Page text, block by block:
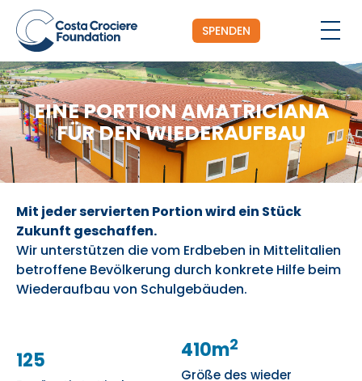
SPENDEN
EINE PORTION AMATRICIANA
FÜR DEN WIEDERAUFBAU
Mit jeder servierten Portion wird ein Stück
Zukunft geschaffen.
Wir unterstützen die vom Erdbeben in Mittelitalien
betroffene Bevölkerung durch konkrete Hilfe beim
Wiederaufbau von Schulgebäuden.
125 410m2
Größe des wieder